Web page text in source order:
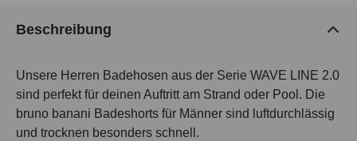
Beschreibung
Unsere Herren Badehosen aus der Serie WAVE LINE 2.0
sind perfekt für deinen Auftritt am Strand oder Pool. Die
bruno banani Badeshorts für Männer sind luftdurchlässig
und trocknen besonders schnell.